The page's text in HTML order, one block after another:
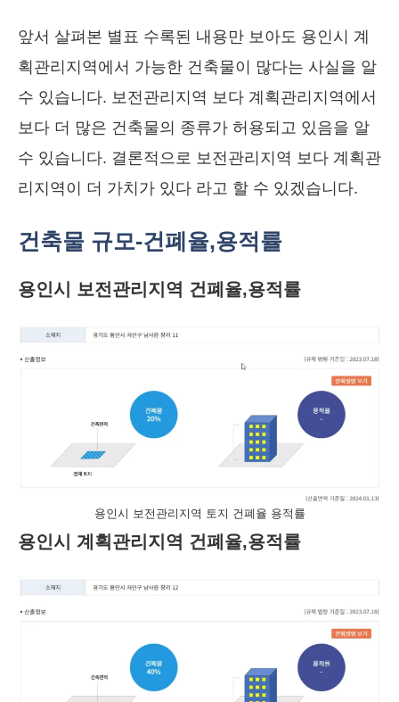
앞서 살펴본 별표 수록된 내용만 보아도 용인시 계
획관리지역에서 가능한 건축물이 많다는 사실을 알
수 있습니다. 보전관리지역 보다 계획관리지역에서
보다 더 많은 건축물의 종류가 허용되고 있음을 알
수 있습니다. 결론적으로 보전관리지역 보다 계획관
리지역이 더 가치가 있다 라고 할 수 있겠습니다.
건축물 규모-건폐율,용적률
용인시 보전관리지역 건폐율,용적률
용인시 보전관리지역 토지 건폐율 용적률
용인시 계획관리지역 건폐율,용적률